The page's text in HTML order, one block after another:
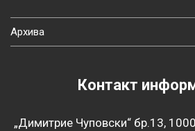
Архива
Контакт
„Димитрие Чуповски“ бр.13,